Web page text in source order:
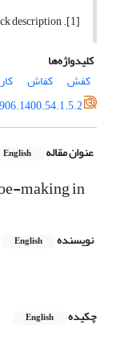
[1]. Thick description
کلیدواژه‌ها
کفش
کفاش
عنوان مقاله English
making in
نویسنده English
چکیده
English